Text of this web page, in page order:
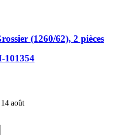
(1260/62), 2 pièces
août